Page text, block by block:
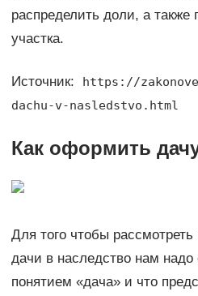
распределить доли, а также
участка.
Источник:
https://
dachu-v-nasledstvo.html
Как оформить
Для того чтобы
дачи в наследство нам надо
понятием «дача» и что